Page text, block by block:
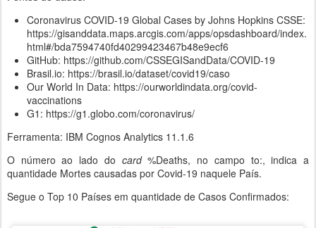
Coronavirus COVID-19 Global Cases by Johns Hopkins CSSE:
https://gisanddata.maps.arcgis.com/apps/opsdashboard/index.
html#/bda7594740fd40299423467b48e9ecf6
GitHub: https://github.com/CSSEGISandData/COVID-19
Brasil.io: https://brasil.io/dataset/covid19/caso
Our World In Data: https://ourworldindata.org/covid-
vaccinations
G1: https://g1.globo.com/coronavirus/
Ferramenta: IBM Cognos Analytics 11.1.6
O número ao lado do card%Deaths, no campo to:, indica a
quantidade Mortes causadas por Covid-19 naquele País.
Segue o Top 10 Países em quantidade de Casos Confirmados: